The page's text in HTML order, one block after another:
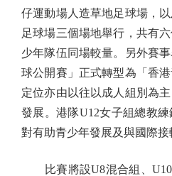
仔運動場人造草地足球場，
足球場三個場地舉行，共有
少年隊伍同場較量。另外賽
球公開賽」正式轉型為「香
定位亦由以往以成人組別為
發展。港隊U12女子組總教
對有助青少年發展及與國際接
比賽將設U8混合組、U10